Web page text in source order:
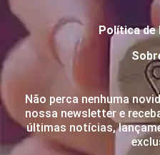
Política de
Não perca nenhuma
nossa newsletter e
últimas notícias,